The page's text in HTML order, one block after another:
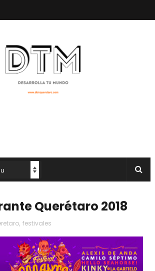
Querétaro 2018
, festivales